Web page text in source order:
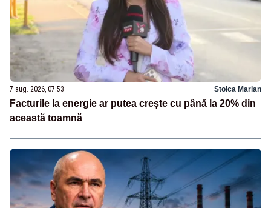
7 aug. 2026, 07:53 Stoica Marian
Facturile la energie ar putea crește cu până la 20% din
această toamnă